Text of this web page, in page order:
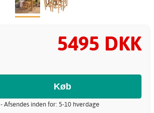
5495 DKK
- Afsendes inden for: 5-10 hverdage